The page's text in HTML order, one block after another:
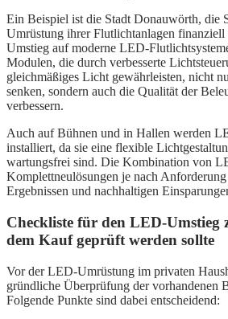
Ein Beispiel ist die Stadt Donauwörth, die
Umrüstung ihrer Flutlichtanlagen finanziell
Umstieg auf moderne LED-
Modulen, die durch verbesserte
gleichmäßiges Licht gewährleisten, nicht
senken, sondern auch die Qualität der
verbessern.
Auch auf Bühnen und in Hallen werden
installiert, da sie eine flexible
wartungsfrei sind. Die Kombination von
Komplettneulösungen je nach
Ergebnissen und nachhaltigen
Checkliste für den LED-Umstieg
dem Kauf geprüft werden sollte
Vor der LED-Umrüstung im privaten
gründliche Überprüfung der vorhandenen
Folgende Punkte sind dabei entscheidend: